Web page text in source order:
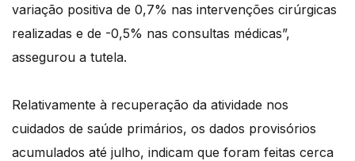
variação positiva de 0,7% nas intervenções cirúrgicas
realizadas e de -0,5% nas consultas médicas”,
assegurou a tutela.
Relativamente à recuperação da atividade nos
cuidados de saúde primários, os dados provisórios
acumulados até julho, indicam que foram feitas cerca